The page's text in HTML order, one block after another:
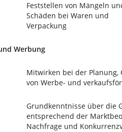
Feststellen von Mängeln
Schäden bei Waren und
Verpackung
Werbung
Mitwirken bei der
von Werbe- und
Grundkenntnisse über die
entsprechend der
Nachfrage und